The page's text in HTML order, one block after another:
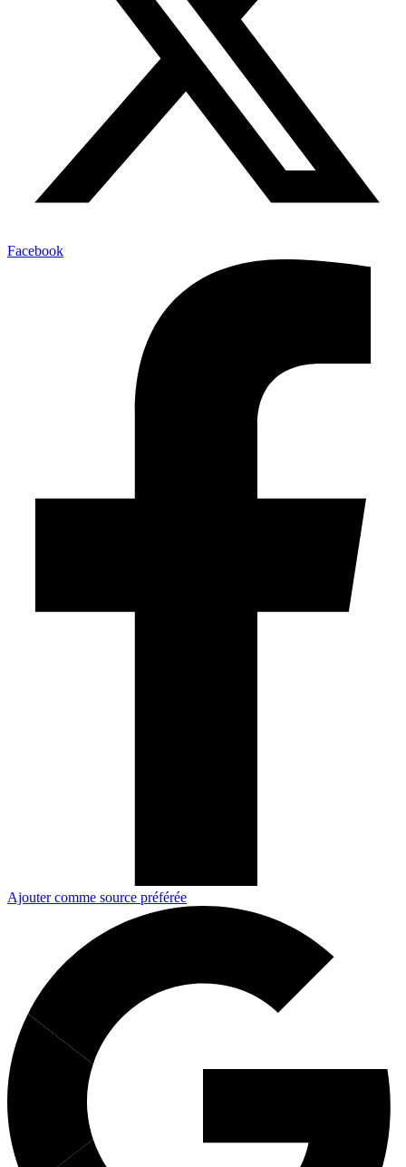
Facebook
Ajouter comme source préférée